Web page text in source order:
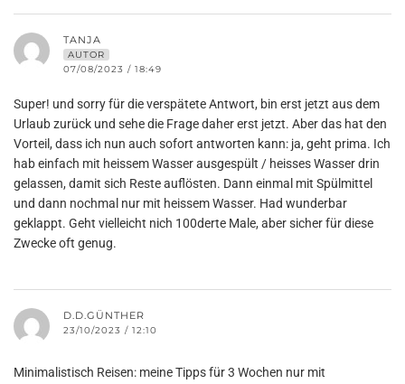
TANJA
AUTOR
07/08/2023 / 18:49
Super! und sorry für die verspätete Antwort, bin erst jetzt aus dem
Urlaub zurück und sehe die Frage daher erst jetzt. Aber das hat den
Vorteil, dass ich nun auch sofort antworten kann: ja, geht prima. Ich
hab einfach mit heissem Wasser ausgespült / heisses Wasser drin
gelassen, damit sich Reste auflösten. Dann einmal mit Spülmittel
und dann nochmal nur mit heissem Wasser. Had wunderbar
geklappt. Geht vielleicht nich 100derte Male, aber sicher für diese
Zwecke oft genug.
D.D.GÜNTHER
23/10/2023 / 12:10
Minimalistisch Reisen: meine Tipps für 3 Wochen nur mit